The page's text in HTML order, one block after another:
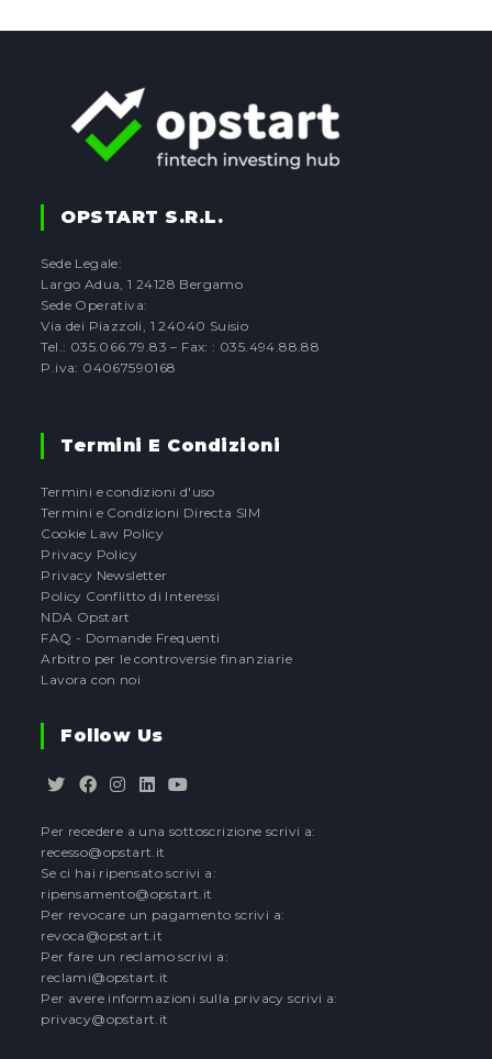
Ross
OPSTART S.r.l.
Sede Legale:
Largo Adua, 1 24128 Bergamo
Sede Operativa:
Via dei Piazzoli, 1 24040 Suisio
Tel.: 035.066.79.83 – Fax: : 035.494.88.88
P.iva: 04067590168
Termini E Condizioni
Termini e condizioni d'uso
Termini e Condizioni Directa SIM
Cookie Law Policy
Privacy Policy
Privacy Newsletter
Policy Conflitto di Interessi
NDA Opstart
FAQ - Domande Frequenti
Arbitro per le controversie finanziarie
Lavora con noi
Follow Us
in
a
new
tab
in
a
new
in
a
new
in
a
new
tab
in
new
Per recedere a una sottoscrizione scrivi a:
recesso@opstart.it
Se ci hai ripensato scrivi a:
ripensamento@opstart.it
Per revocare un pagamento scrivi a:
revoca@opstart.it
Per fare un reclamo scrivi a:
reclami@opstart.it
Per avere informazioni sulla privacy scrivi a:
privacy@opstart.it